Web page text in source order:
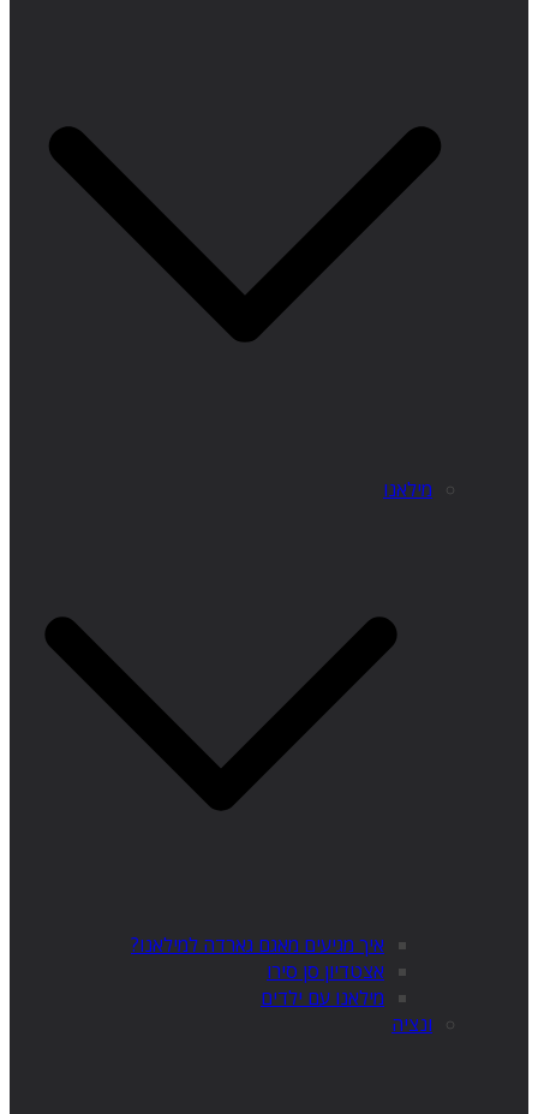
מילאנו
איך מגיעים מאגם גארדה למילאנו?
אצטדיון סן סירו
מילאנו עם ילדים
ונציה